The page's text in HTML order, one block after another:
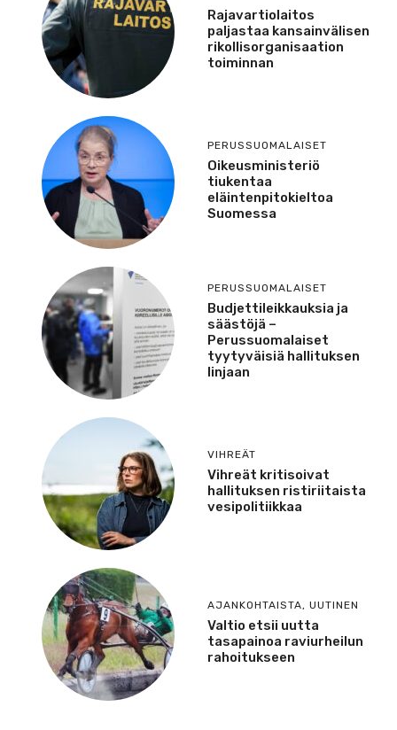
Rajavartiolaitos
paljastaa kansainvälisen
rikollisorganisaation
toiminnan
PERUSSUOMALAISET
Oikeusministeriö
tiukentaa
eläintenpitokieltoa
Suomessa
PERUSSUOMALAISET
Budjettileikkauksia ja
säästöjä –
Perussuomalaiset
tyytyväisiä hallituksen
linjaan
VIHREÄT
Vihreät kritisoivat
hallituksen ristiriitaista
vesipolitiikkaa
AJANKOHTAISTA, UUTINEN
Valtio etsii uutta
tasapainoa raviurheilun
rahoitukseen